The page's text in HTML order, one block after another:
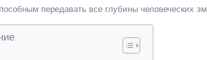
передавать все глубины человеческих